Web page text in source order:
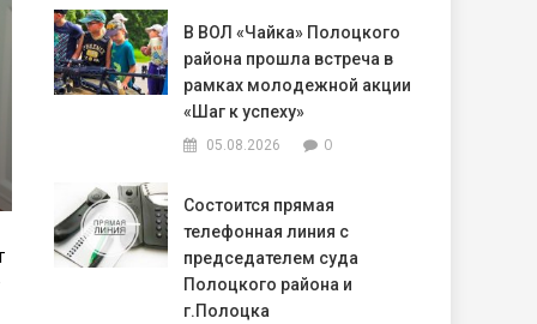
В ВОЛ «Чайка» Полоцкого
района прошла встреча в
рамках молодежной акции
«Шаг к успеху»
05.08.2026 0
Состоится прямая
телефонная линия с
председателем суда
Полоцкого района и
г.Полоцка